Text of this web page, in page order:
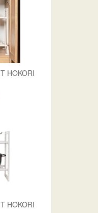
HOKORI
HOKORI